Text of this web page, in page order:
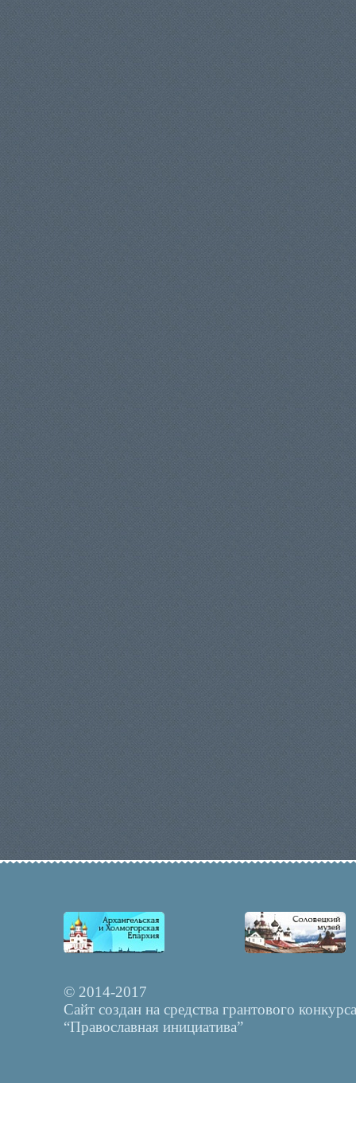
© 2014-2017
Сайт создан на средства грантового конкурса
“Православная инициатива”